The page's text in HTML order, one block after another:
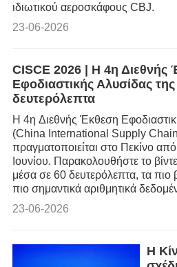
ιδιωτικού αεροσκάφους CBJ.
23-06-2026
CISCE 2026 | Η 4η Διεθνής
Εφοδιαστικής Αλυσίδας
δευτερόλεπτα
Η 4η Διεθνής Έκθεση
(China International Supply
πραγματοποιείται στο Πεκίνο
Ιουνίου. Παρακολουθήστε το
μέσα σε 60 δευτερόλεπτα, τα πιο
πιο σημαντικά αριθμητικά
23-06-2026
Η